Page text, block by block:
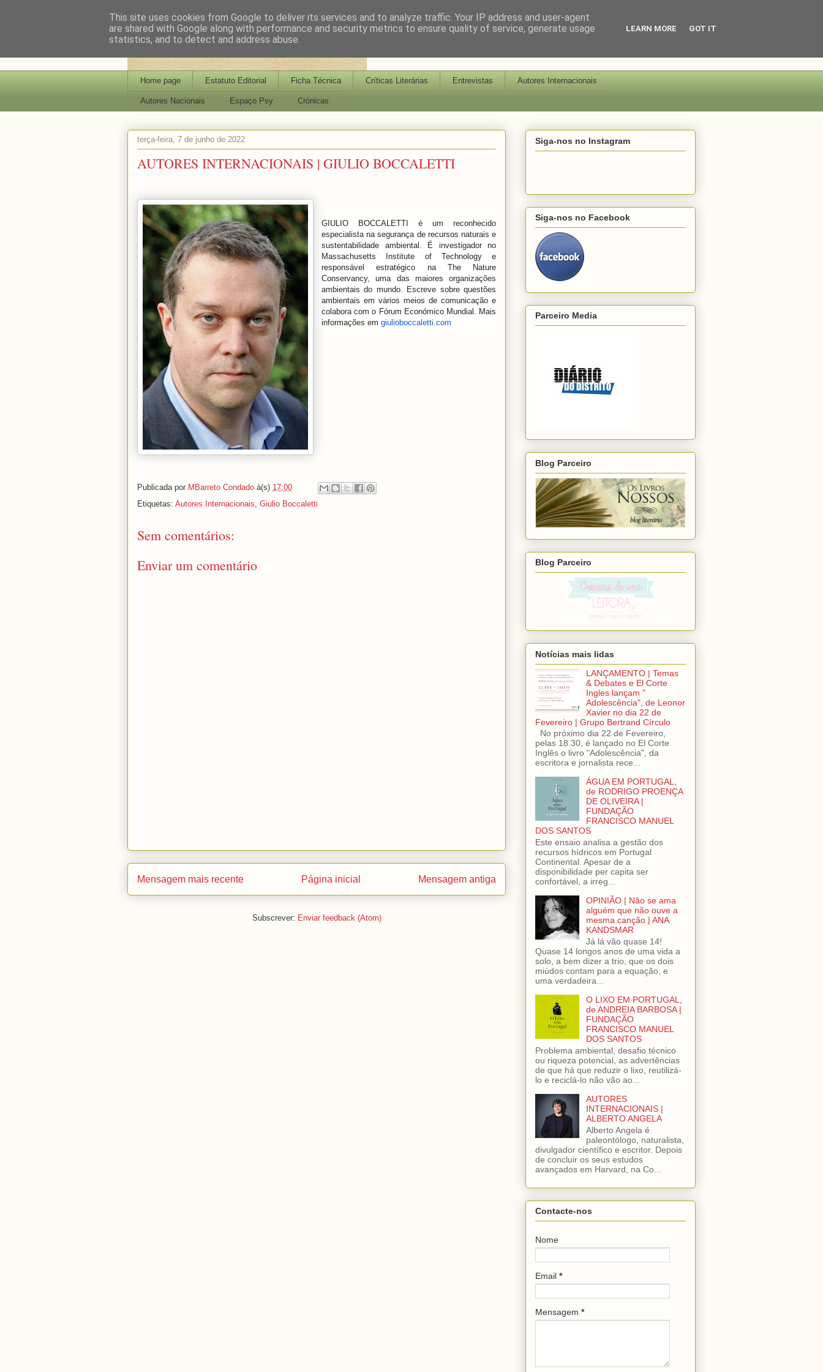
Home page Estatuto Editorial Ficha Técnica Críticas Literárias Entrevistas Autores Internacionais
Autores Nacionais Espaço Psy Crónicas
terça-feira, 7 de junho de 2022
AUTORES INTERNACIONAIS | GIULIO BOCCALETTI
GIULIO BOCCALETTI é um reconhecido
especialista na segurança de recursos naturais e
sustentabilidade ambiental. É investigador no
Massachusetts Institute of Technology e
responsável estratégico na The Nature
Conservancy, uma das maiores organizações
ambientais do mundo. Escreve sobre questões
ambientais em vários meios de comunicação e
colabora com o Fórum Económico Mundial. Mais
informações em giulioboccaletti.com
Publicada por MBarreto Condado à(s) 17:00
Etiquetas: Autores Internacionais, Giulio Boccaletti
Sem comentários:
Enviar um comentário
Mensagem mais recente Mensagem antiga
Página inicial
Subscrever: Enviar feedback (Atom)
Siga-nos no Instagram
Siga-nos no Facebook
Parceiro Media
Blog Parceiro
Blog Parceiro
Notícias mais lidas
LANÇAMENTO | Temas
& Debates e El Corte
Ingles lançam "
Adolescência", de Leonor
Xavier no dia 22 de
Fevereiro | Grupo Bertrand Círculo
No próximo dia 22 de Fevereiro,
pelas 18.30, é lançado no El Corte
Inglês o livro "Adolescência", da
escritora e jornalista rece...
ÁGUA EM PORTUGAL,
de RODRIGO PROENÇA
DE OLIVEIRA |
FUNDAÇÃO
FRANCISCO MANUEL
DOS SANTOS
Este ensaio analisa a gestão dos
recursos hídricos em Portugal
Continental. Apesar de a
disponibilidade per capita ser
confortável, a irreg...
OPINIÃO | Não se ama
alguém que não ouve a
mesma canção | ANA
KANDSMAR
Já lá vão quase 14!
Quase 14 longos anos de uma vida a
solo, a bem dizer a trio, que os dois
miúdos contam para a equação, e
uma verdadeira...
O LIXO EM PORTUGAL,
de ANDREIA BARBOSA |
FUNDAÇÃO
FRANCISCO MANUEL
DOS SANTOS
Problema ambiental, desafio técnico
ou riqueza potencial, as advertências
de que há que reduzir o lixo, reutilizá-
lo e reciclá-lo não vão ao...
AUTORES
INTERNACIONAIS |
ALBERTO ANGELA
Alberto Angela é
paleontólogo, naturalista,
divulgador científico e escritor. Depois
de concluir os seus estudos
avançados em Harvard, na Co...
Contacte-nos
Nome
Email *
Mensagem *
This site uses cookies from Google to deliver its services and to analyze traffic. Your IP address and user-agent
are shared with Google along with performance and security metrics to ensure quality of service, generate usage
statistics, and to detect and address abuse.
LEARN MORE GOT IT